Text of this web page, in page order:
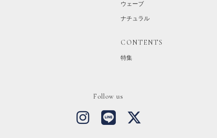
ウェーブ
ナチュラル
CONTENTS
特集
Follow us